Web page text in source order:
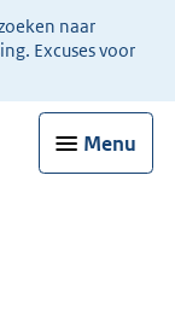
naar
Excuses voor
Menu